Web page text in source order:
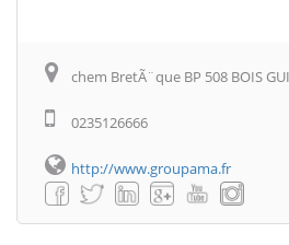
chem BretÃ¨que BP 508 BOIS
0235126666
http://www.groupama.fr